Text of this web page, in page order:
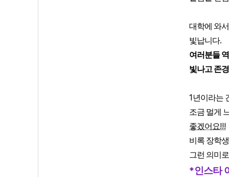
대학에 와
빛납니다.
여러분들
빛나고 존
1 년이라는
조금 멀게
좋겠어요!!!
비록 장학
그런 의미
*인스타